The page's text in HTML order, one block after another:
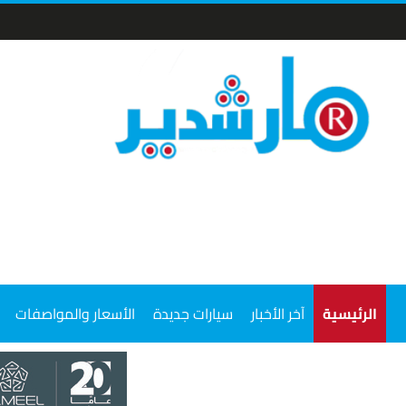
الرئيسية آخر الأخبار سيارات جديدة الأسعار والمواصفات